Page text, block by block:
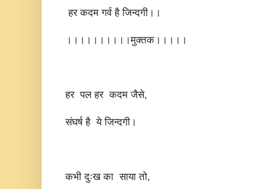
हर कदम गर्व है जिन्दगी।।
।।।।।।।।।।मुक्तक।।।।।
हर पल हर कदम जैसे,
संघर्ष है ये जिन्दगी।
कभी दुःख का साया तो,